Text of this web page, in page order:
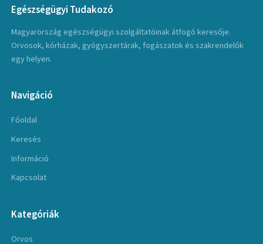
Egészségügyi Tudakozó
Magyarország egészségügyi szolgáltatóinak átfogó keresője.
Orvosok, kórházak, gyógyszertárak, fogászatok és szakrendelők
egy helyen.
Navigáció
Főoldal
Keresés
Információ
Kapcsolat
Kategóriák
Orvos